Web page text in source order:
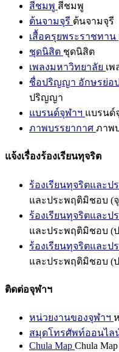
สีชมพู สีชมพู
ต้นจามจุรี ต้นจามจุรี
เสื้อครุยพระราชทาน
ชุดนิสิต ชุดนิสิต
เพลงมหาวิทยาลัย เ
ชื่อปริญญา อักษรย่อ
ปริญญา
แบรนด์จุฬาฯ แบรนด์
ภาพบรรยากาศ ภาพ
แจ้งเรื่องร้องเรียนทุจริต
ร้องเรียนทุจริตและ
และประพฤติมิชอบ (
ร้องเรียนทุจริตและ
และประพฤติมิชอบ (
ร้องเรียนทุจริตและ
และประพฤติมิชอบ (
ติดต่อจุฬาฯ
หน่วยงานของจุฬาฯ
สมุดโทรศัพท์ออนไล
Chula Map Chula Map